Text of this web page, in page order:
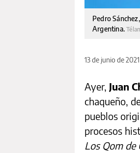
Pedro
Argentina.
13 de junio de 2021
Ayer, Juan
chaqueño,
pueblos
procesos
Los Qom de